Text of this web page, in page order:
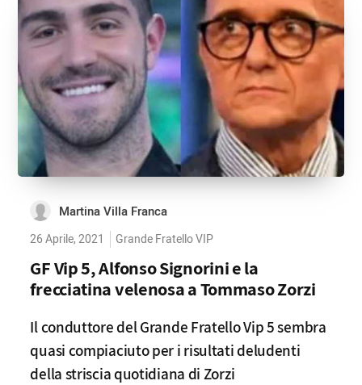
Martina Villa Franca
26 Aprile, 2021 Grande Fratello VIP
GF Vip 5, Alfonso Signorini e la
frecciatina velenosa a Tommaso Zorzi
Il conduttore del Grande Fratello Vip 5 sembra
quasi compiaciuto per i risultati deludenti
della striscia quotidiana di Zorzi